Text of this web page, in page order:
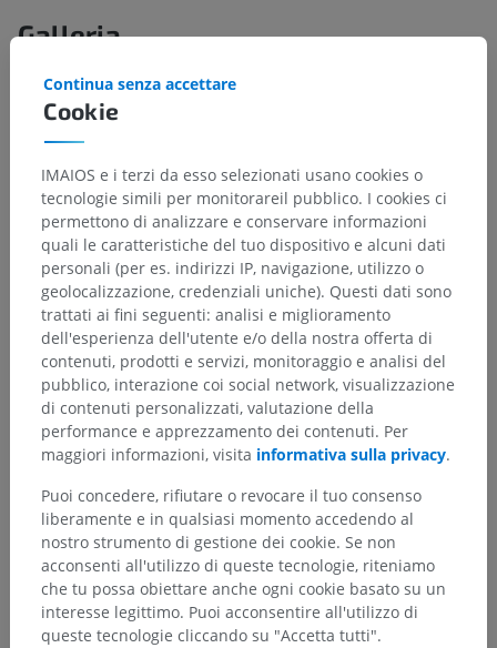
Galleria
Gerarchia anatomica
Anatomia umana 2
Anatomia umana 1
Anatomia sistemica> Apparati genitali>
Apparato genitale femminile>
Organi genitali femminili interni> Epooforon
Strutture sottostanti:
Cookie
Continua senza accettare
IMAIOS e i terzi da esso selezionati usano cookies o
tecnologie simili per monitorareil pubblico. I cookies ci
permettono di analizzare e conservare informazioni
quali le caratteristiche del tuo dispositivo e alcuni dati
personali (per es. indirizzi IP, navigazione, utilizzo o
geolocalizzazione, credenziali uniche). Questi dati sono
trattati ai fini seguenti: analisi e miglioramento
dell'esperienza dell'utente e/o della nostra offerta di
contenuti, prodotti e servizi, monitoraggio e analisi del
pubblico, interazione coi social network, visualizzazione
di contenuti personalizzati, valutazione della
performance e apprezzamento dei contenuti. Per
maggiori informazioni, visita informativa sulla privacy.
Puoi concedere, rifiutare o revocare il tuo consenso
liberamente e in qualsiasi momento accedendo al
nostro strumento di gestione dei cookie. Se non
acconsenti all'utilizzo di queste tecnologie, riteniamo
che tu possa obiettare anche ogni cookie basato su un
interesse legittimo. Puoi acconsentire all'utilizzo di
queste tecnologie cliccando su "Accetta tutti".